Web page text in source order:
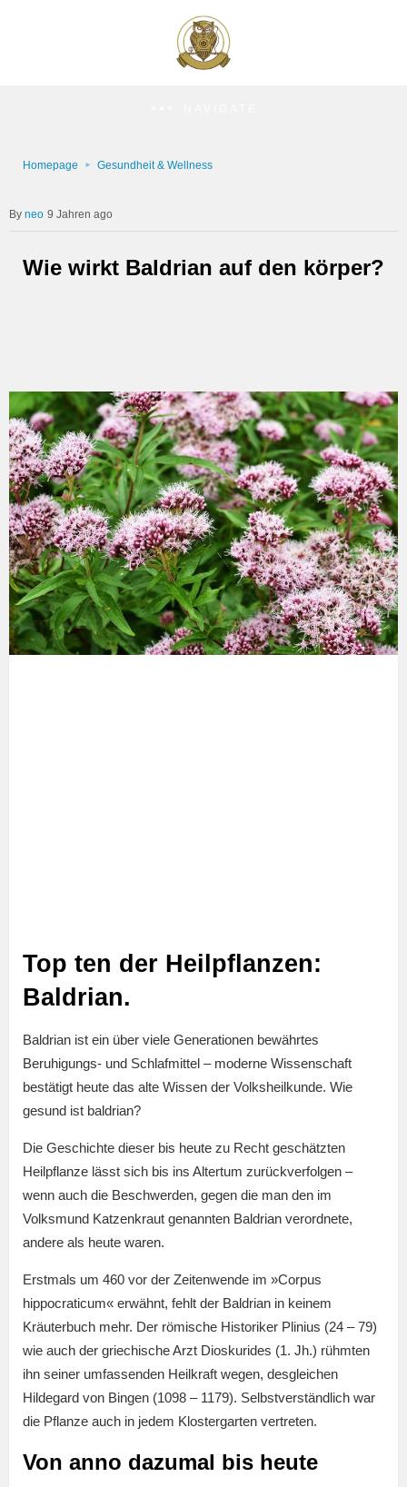
Homepage Gesundheit & Wellness
neo 9 Jahren ago
Wie wirkt Baldrian auf den körper?
Top ten der Heilpflanzen:
Baldrian.
Baldrian ist ein über viele Generationen bewährtes
Beruhigungs- und Schlafmittel – moderne Wissenschaft
bestätigt heute das alte Wissen der Volksheilkunde. Wie
gesund ist baldrian?
Die Geschichte dieser bis heute zu Recht geschätzten
Heilpflanze lässt sich bis ins Altertum zurückverfolgen –
wenn auch die Beschwerden, gegen die man den im
Volksmund Katzenkraut genannten Baldrian verordnete,
andere als heute waren.
Erstmals um 460 vor der Zeitenwende im »Corpus
hippocraticum« erwähnt, fehlt der Baldrian in keinem
Kräuterbuch mehr. Der römische Historiker Plinius (24 – 79)
wie auch der griechische Arzt Dioskurides (1. Jh.) rühmten
ihn seiner umfassenden Heilkraft wegen, desgleichen
Hildegard von Bingen (1098 – 1179). Selbstverständlich war
die Pflanze auch in jedem Klostergarten vertreten.
Von anno dazumal bis heute